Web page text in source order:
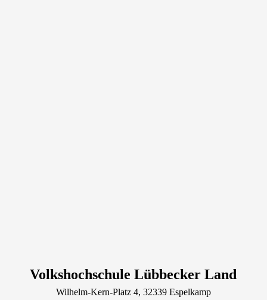
Volkshochschule Lübbecker Land
Wilhelm-Kern-Platz4, 32339 Espelkamp